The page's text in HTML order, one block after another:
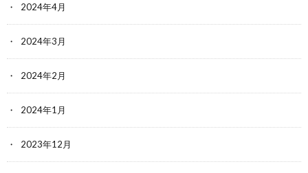
2024年4月
2024年3月
2024年2月
2024年1月
2023年12月